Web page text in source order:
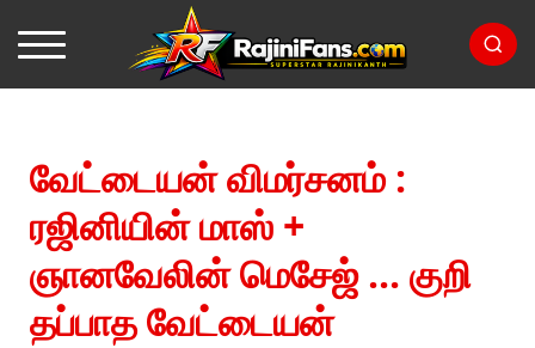
வேட்டையன் விமர்சனம் :
ரஜினியின் மாஸ் +
ஞானவேலின் மெசேஜ் ... குறி
தப்பாத வேட்டையன்